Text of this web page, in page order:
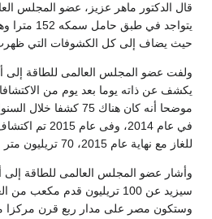
قال الدكتور ماهر عزيز، عضو المجلس
يتواجد في
حيث يضاف إلى كل الكشوفات التي
ولفت عضو المجلس العالمى للطاقة إلى
يكشف عن ذاته يوما بعد يوم من
في عام 2014،
للغاز مع نهاية عام 2015، 70 تريليون متر مكعب.
وأشار عضو المجلس العالمى للطاقة
سيزيد عن 100 تريليون قدم مكعب
وستكون مصر على مدار ربع قرن مركزا